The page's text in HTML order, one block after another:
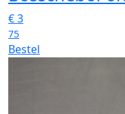
€3
75
Bestel